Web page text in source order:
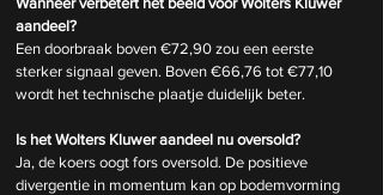
aandeel?
Een doorbraak boven €72,90 zou een eerste
sterker signaal geven. Boven €66,76 tot €77,10
wordt het technische plaatje duidelijk beter.
Is het Wolters Kluwer aandeel nu oversold?
Ja, de koers oogt fors oversold. De positieve
divergentie in momentum kan op bodemvorming